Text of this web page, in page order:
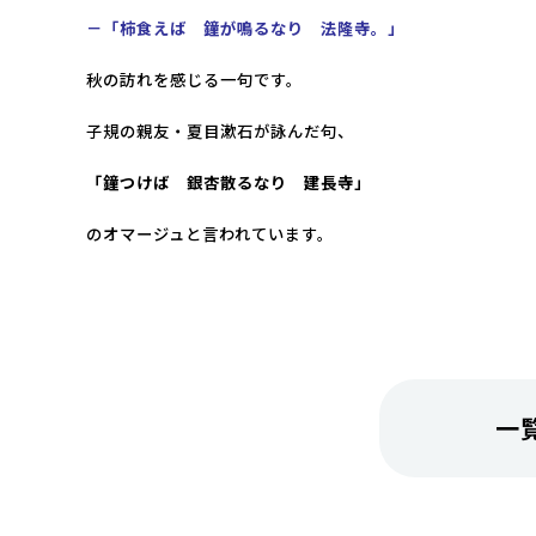
－「柿食えば 鐘が鳴るなり 法隆寺。 」
秋の訪れを感じる一句です。
子規の親友・夏目漱石が詠んだ句、
「鐘つけば 銀杏散るなり 建長寺」
のオマージュと言われています。
一